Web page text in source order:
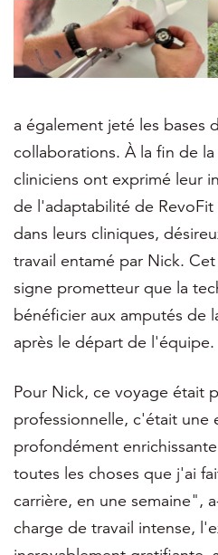
a également jeté les bases
collaborations. À la fin de
cliniciens ont exprimé leur
de l'adaptabilité de
dans leurs cliniques,
travail entamé par Nick.
signe prometteur que la
bénéficier aux amputés de
après le départ de l'équipe.
Pour Nick, ce voyage était
professionnelle, c'était une
profondément
toutes les choses que j'ai
carrière, en une semaine",
charge de travail intense,